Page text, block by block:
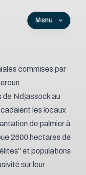
commises par
de Ndjassock au
les locaux
de palmier à
2600 hectares de
et populations
sur leur
Menu